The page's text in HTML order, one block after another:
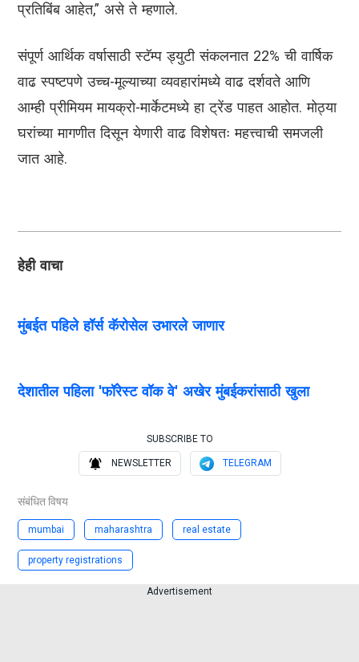
प्रतिबिंब आहेत,” असे ते म्हणाले.
संपूर्ण आर्थिक वर्षासाठी स्टॅम्प ड्युटी संकलनात 22% ची वार्षिक
वाढ स्पष्टपणे उच्च-मूल्याच्या व्यवहारांमध्ये वाढ दर्शवते आणि
आम्ही प्रीमियम मायक्रो-मार्केटमध्ये हा ट्रेंड पाहत आहोत. मोठ्या
घरांच्या मागणीत दिसून येणारी वाढ विशेषतः महत्त्वाची समजली
जात आहे.
हेही वाचा
मुंबईत पहिले हॉर्स कॅरोसेल उभारले जाणार
देशातील पहिला 'फॉरेस्ट वॉक वे' अखेर मुंबईकरांसाठी खुला
SUBSCRIBE TO
NEWSLETTER TELEGRAM
संबंधित विषय
mumbai maharashtra real estate
property registrations
Advertisement